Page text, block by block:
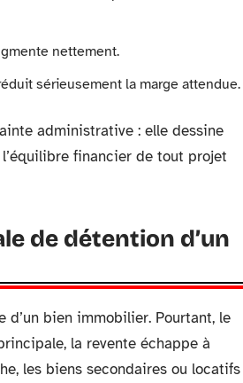
nettement.
sérieusement la marge attendue.
administrative : elle dessine
financier de tout projet
de détention d’un
bien immobilier. Pourtant, le
la revente échappe à
les biens secondaires ou locatifs